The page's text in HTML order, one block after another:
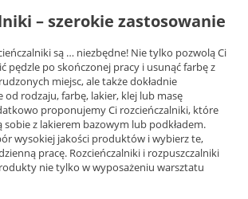
– szerokie zastosowanie
są … niezbędne! Nie tylko pozwolą Ci
pędzle po skończonej pracy i usunąć farbę z
miejsc, ale także dokładnie
od rodzaju, farbę, lakier, klej lub masę
proponujemy Ci rozcieńczalniki, które
z lakierem bazowym lub podkładem.
wysokiej jakości produktów i wybierz te,
pracę. Rozcieńczalniki i rozpuszczalniki
nie tylko w wyposażeniu warsztatu